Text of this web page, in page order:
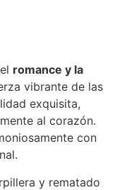
romance y la
vibrante de las
exquisita,
al corazón.
con
y rematado